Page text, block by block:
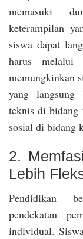
memasuki
keterampilan
siswa dapat
harus melalui
memungkinkan
yang langsung
teknis di bidang
sosial di bidang
2.
Lebih
Pendidikan
pendekatan
individual.